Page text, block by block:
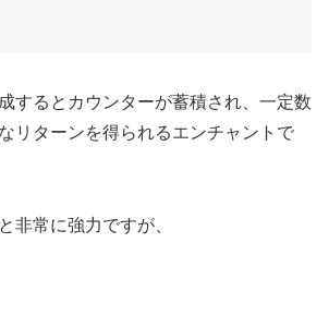
するとカウンターが蓄積され、一定数
リターンを得られるエンチャントで
非常に強力ですが、